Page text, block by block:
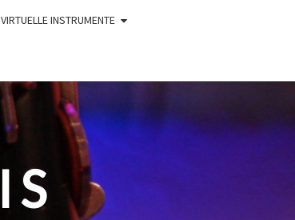
VIRTUELLE INSTRUMENTE